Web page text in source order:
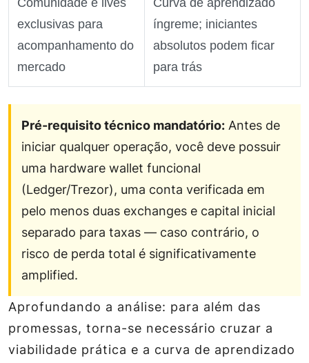
Comunidade e lives
exclusivas para
acompanhamento do
mercado
Curva de aprendizado
íngreme; iniciantes
absolutos podem ficar
para trás
Pré-requisito técnico mandatório: Antes de
iniciar qualquer operação, você deve possuir
uma hardware wallet funcional
(Ledger/Trezor), uma conta verificada em
pelo menos duas exchanges e capital inicial
separado para taxas — caso contrário, o
risco de perda total é significativamente
amplified.
Aprofundando a análise: para além das
promessas, torna-se necessário cruzar a
viabilidade prática e a curva de aprendizado